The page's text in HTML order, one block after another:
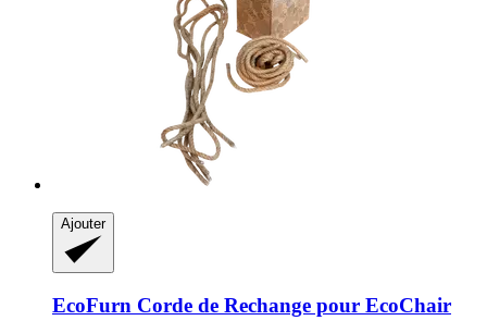
Ajouter
EcoFurn Corde de Rechange pour EcoChair